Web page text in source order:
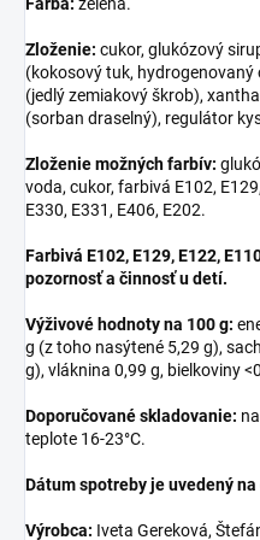
Zloženie: cukor, glukózový
(kokosový tuk, hydrogenovaný
(jedlý zemiakový škrob),
(sorban draselný), regulátor
Zloženie možných farbív:
voda, cukor, farbivá E102,
E330, E331, E406, E202.
Farbivá E102, E129, E122,
pozornosť a činnosť u detí.
Výživové hodnoty na 100 g:
g (z toho nasýtené 5,29 g),
g), vláknina 0,99 g, bielkoviny
Doporučované skladovanie:
teplote 16-23°C.
Dátum spotreby je uvedený na
Výrobca: Iveta Gereková,